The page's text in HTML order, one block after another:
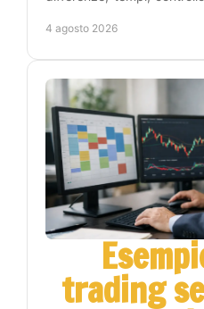
4 agosto 2026
trading